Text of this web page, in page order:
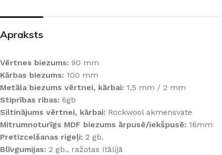
Apraksts
Vērtnes biezums: 90 mm
Kārbas biezums: 100 mm
Metāla biezums vērtnei, kārbai: 1,5 mm / 2 mm
Stiprības ribas: 6gb
Siltinājums vērtnei, kārbai: Rockwool akmensvate
Mitrumnoturīgs MDF biezums ārpusē/iekšpusē: 16mm
Pretizcelšanas rigeļi: 2 gb.
Blīvgumijas: 2 gb., ražotas Itālijā